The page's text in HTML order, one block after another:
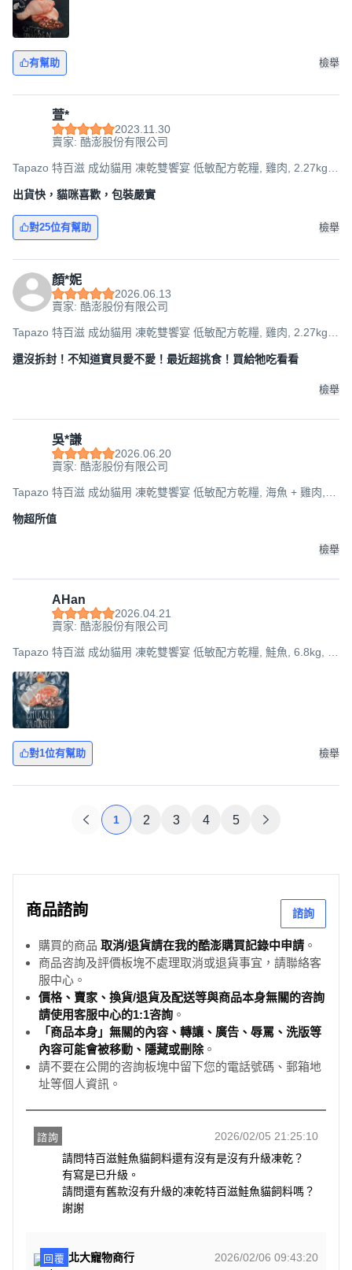
有幫助 檢舉
萱*
2023.11.30
賣家: 酷澎股份有限公司
Tapazo 特百滋 成幼貓用 凍乾雙饗宴 低敏配方乾糧, 雞肉, 2.27kg,
出貨快，貓咪喜歡，包裝嚴實
對25位有幫助 檢舉
顏*妮
2026.06.13
賣家: 酷澎股份有限公司
Tapazo 特百滋 成幼貓用 凍乾雙饗宴 低敏配方乾糧, 雞肉, 2.27kg,
還沒拆封！不知道寶貝愛不愛！最近超挑食！買給牠吃看看
檢舉
吳*謙
2026.06.20
賣家: 酷澎股份有限公司
Tapazo 特百滋 成幼貓用 凍乾雙饗宴 低敏配方乾糧, 海魚 + 雞肉,
物超所值
檢舉
AHan
2026.04.21
賣家: 酷澎股份有限公司
Tapazo 特百滋 成幼貓用 凍乾雙饗宴 低敏配方乾糧, 鮭魚, 6.8kg, 1
對1位有幫助 檢舉
1 2 3 4 5
商品諮詢 諮詢
購買的商品 取消/退貨請在我的酷澎購買記錄中申請 。
商品咨詢及評價板塊不處理取消或退貨事宜，請聯絡客
服中心。
價格、賣家、換貨/退貨及配送等與商品本身無關的咨詢
請使用客服中心的1:1咨詢 。
「商品本身」無關的內容、轉讓、廣告、辱罵、洗版等
內容可能會被移動、隱藏或刪除。
請不要在公開的咨詢板塊中留下您的電話號碼、郵箱地
址等個人資訊。
諮詢
2026/02/05 21:25:10
請問特百滋鮭魚貓飼料還有沒有是沒有升級凍乾？
有寫是已升級。
請問還有舊款沒有升級的凍乾特百滋鮭魚貓飼料嗎？
謝謝
回覆 北大寵物商行 2026/02/06 09:43:20